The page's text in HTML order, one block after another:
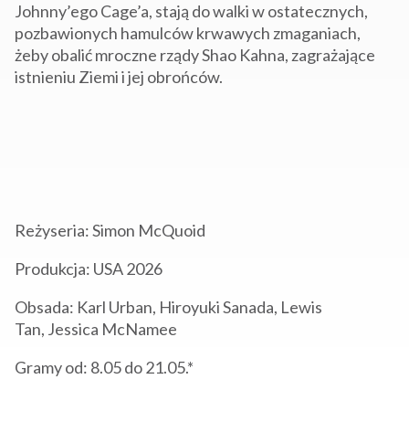
Johnny’ego Cage’a, stają do walki w ostatecznych,
pozbawionych hamulców krwawych zmaganiach,
żeby obalić mroczne rządy Shao Kahna, zagrażające
istnieniu Ziemi i jej obrońców.
Reżyseria:Simon McQuoid
Produkcja: USA 2026
Obsada: Karl Urban, Hiroyuki Sanada, Lewis
Tan, Jessica McNamee
Gramy od: 8.05 do 21.05.*